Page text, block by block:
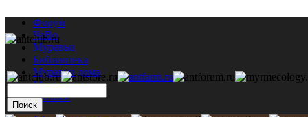
Форум
ЧаВо
Муравьи
Библиотека
Муравьи дома
Мастерская
Каталог